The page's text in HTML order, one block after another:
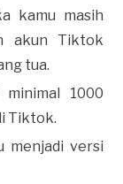
kamu masih
akun Tiktok
tua.
1000
Tiktok.
menjadi versi